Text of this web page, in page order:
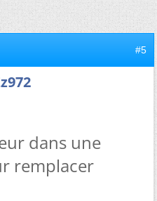
#5
dans une
remplacer